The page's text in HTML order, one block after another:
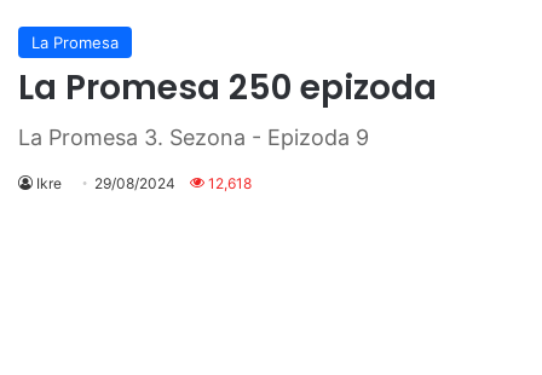
La Promesa
La Promesa 250 epizoda
La Promesa 3. Sezona - Epizoda 9
Ikre 29/08/2024 12,618